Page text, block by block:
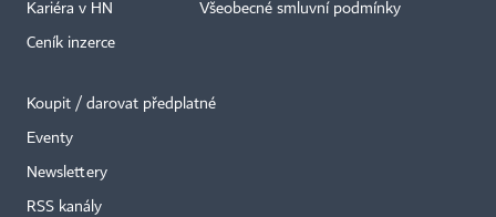
Kariéra v HN
Ceník inzerce
Všeobecné smluvní podmínky
Koupit / darovat předplatné
Eventy
Newslettery
RSS kanály